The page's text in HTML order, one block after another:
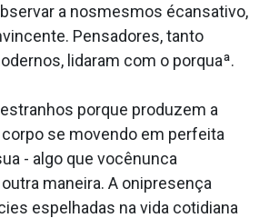
a nosmesmos écansativo,
Pensadores, tanto
lidaram com o porquaª.
porque produzem a
se movendo em perfeita
- algo que vocênunca
maneira. A onipresença
espelhadas na vida cotidiana